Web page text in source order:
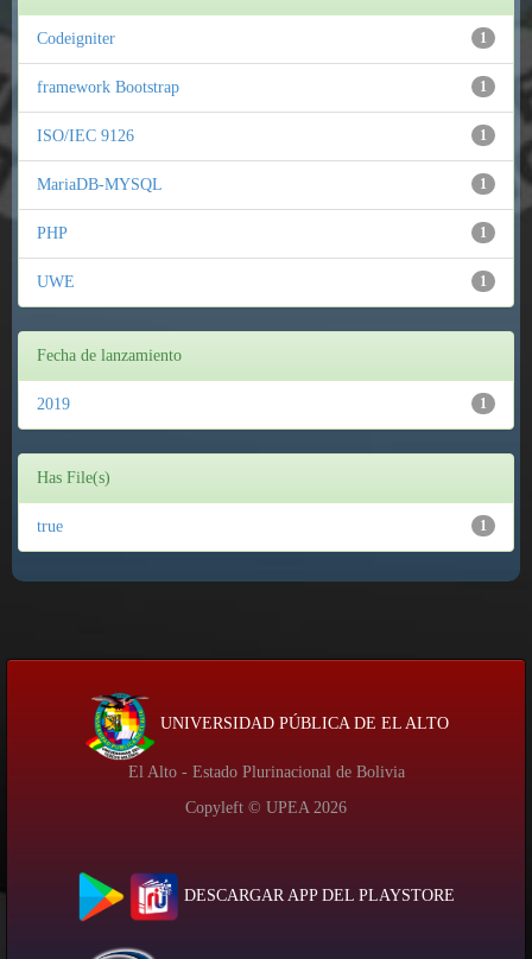
1
Codeigniter
1
framework Bootstrap
1
ISO/IЕС 9126
1
MariaDB-MYSQL
1
PHP
1
UWE
Fecha de lanzamiento
1
2019
Has File(s)
1
true
UNIVERSIDAD PÚBLICA DE EL ALTO
El Alto - Estado Plurinacional de Bolivia
Copyleft © UPEA 2026
DESCARGAR APP DEL PLAYSTORE